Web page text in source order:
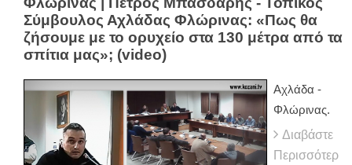
Σύμβουλος Αχλάδας Φλώρινας: «Πως θα
ζήσουμε με το ορυχείο στα 130 μέτρα από τα
σπίτια μας»; (video)
Αχλάδα -
Φλώρινας.
Διαβάστε
Περισσότερ